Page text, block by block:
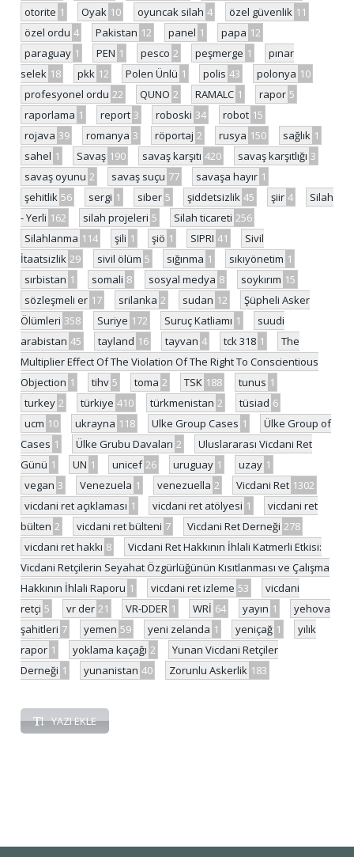
otorite 1 Oyak 10 oyuncak silah 4 özel güvenlik 11
özel ordu 4 Pakistan 12 panel 1 papa 12
paraguay 1 PEN 1 pesco 2 peşmerge 1
pınar
selek 18 pkk 12 Polen Ünlü 1 polis 43 polonya 10
profesyonel ordu 22 QUNO 2 RAMALC 1 rapor 5
raporlama 1 report 3 roboski 34 robot 15
rojava 39 romanya 3 röportaj 2 rusya 150 sağlık 1
sahel 1 Savaş 190 savaş karşıtı 420 savaş karşıtlığı 3
savaş oyunu 2 savaş suçu 77 savaşa hayır 1
şehitlik 56 sergi 1 siber 5 şiddetsizlik 45 şiir 4
Silah
- Yerli 162 silah projeleri 5 Silah ticareti 256
Silahlanma 114 şili 1 şiö 1 SIPRI 41
Sivil
İtaatsizlik 29 sivil ölüm 5 sığınma 1 sıkıyönetim 1
sırbistan 1 somali 8 sosyal medya 8 soykırım 15
sözleşmeli er 17 srilanka 2 sudan 12
Şüpheli Asker
Ölümleri 358 Suriye 172 Suruç Katliamı 1
suudi
arabistan 45 tayland 16 tayvan 4 tck 318 1
The
Multiplier Effect Of The Violation Of The Right To Conscientious
Objection 1 tihv 5 toma 2 TSK 188 tunus 1
turkey 2 türkiye 410 türkmenistan 2 tüsiad 6
ucm 10 ukrayna 118 Ulke Group Cases 1
Ülke Group of
Cases 1 Ülke Grubu Davaları 2
Uluslararası Vicdani Ret
Günü 1 UN 1 unicef 26 uruguay 1 uzay 1
vegan 3 Venezuela 1 venezuella 2 Vicdani Ret 1302
vicdani ret açıklaması 1 vicdani ret atölyesi 1
vicdani ret
bülten 2 vicdani ret bülteni 7 Vicdani Ret Derneği 278
vicdani ret hakkı 8
Vicdani Ret Hakkının İhlali Katmerli Etkisi:
Vicdani Retçilerin Seyahat Özgürlüğünün Kısıtlanması ve Çalışma
Hakkının İhlali Raporu 1 vicdani ret izleme 53
vicdani
retçi 5 vr der 21 VR-DDER 1 WRİ 64 yayın 1
yehova
şahitleri 7 yemen 59 yeni zelanda 1 yeniçağ 1
yılık
rapor 1 yoklama kaçağı 2
Yunan Vicdani Retçiler
Derneği 1 yunanistan 40 Zorunlu Askerlik 183
YAZI EKLE